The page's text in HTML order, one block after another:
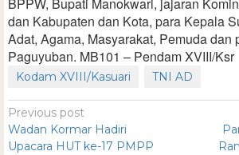
dan Kabupaten dan Kota, para Kepala
Adat, Agama, Masyarakat, Pemuda dan
Paguyuban. MB101 – Pendam XVIII/Ksr
Kodam XVIII/Kasuari TNI AD
Previous post
Wadan Kormar Hadiri
Upacara HUT ke-17 PMPP